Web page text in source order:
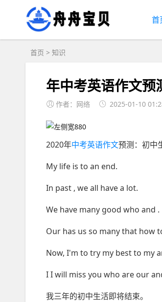
首
首页 > 知识
年中考英语作文
作者：网络 2025-01-10
2020年中考英语作文预测：初中
My life is to an end.
In past , we all have a lot.
We have many good who and .
Our has us so many that how
Now, I'm to try my best to my
I I will miss you who are our
我三年的初中生活即将结束。